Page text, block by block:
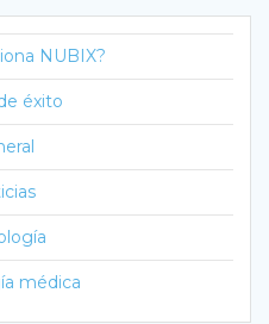
NUBIX?
éxito
médica